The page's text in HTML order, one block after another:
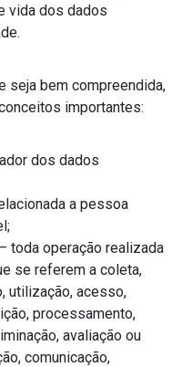
vida dos dados
seja bem compreendida,
importantes:
dos dados
a pessoa
toda operação realizada
se referem a coleta,
utilização, acesso,
processamento,
avaliação ou
comunicação,